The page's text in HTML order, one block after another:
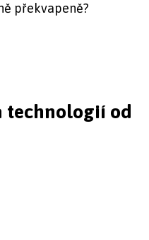
překvapeně?
technologií od